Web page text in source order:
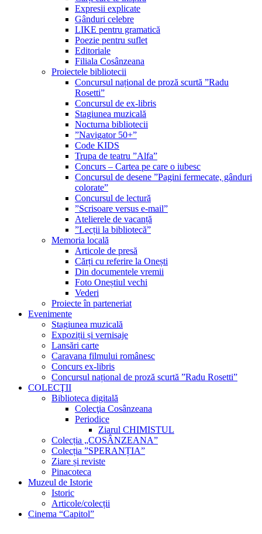
Expresii explicate
Gânduri celebre
LIKE pentru gramatică
Poezie pentru suflet
Editoriale
Filiala Cosânzeana
Proiectele bibliotecii
Concursul național de proză scurtă ”Radu
Rosetti”
Concursul de ex-libris
Stagiunea muzicală
Nocturna bibliotecii
”Navigator 50+”
Code KIDS
Trupa de teatru ”Alfa”
Concurs – Cartea pe care o iubesc
Concursul de desene ”Pagini fermecate, gânduri
colorate”
Concursul de lectură
”Scrisoare versus e-mail”
Atelierele de vacanță
”Lecții la bibliotecă”
Memoria locală
Articole de presă
Cărți cu referire la Onești
Din documentele vremii
Foto Oneștiul vechi
Vederi
Proiecte în parteneriat
Evenimente
Stagiunea muzicală
Expoziții și vernisaje
Lansări carte
Caravana filmului românesc
Concurs ex-libris
Concursul național de proză scurtă ”Radu Rosetti”
COLECŢII
Biblioteca digitală
Colecţia Cosânzeana
Periodice
Ziarul CHIMISTUL
Colecția „COSÂNZEANA”
Colecția ”SPERANȚIA”
Ziare și reviste
Pinacoteca
Muzeul de Istorie
Istoric
Articole/colecții
Cinema “Capitol”